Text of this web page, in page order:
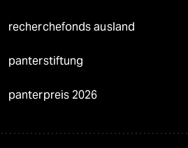
recherchefonds ausland
panterstiftung
panterpreis 2026